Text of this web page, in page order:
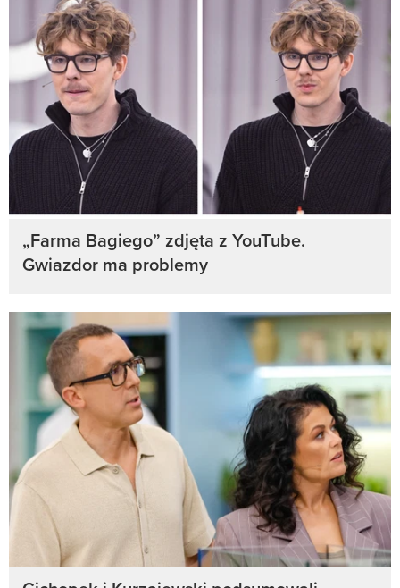
„Farma Bagiego” zdjęta z YouTube.
Gwiazdor ma problemy